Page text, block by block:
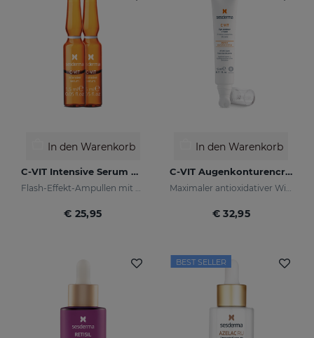
In den Warenkorb
C-VIT Intensive Serum Ampullen
€ 25,95
In den Warenkorb
C-VIT Augenkonturencreme
€ 32,95
BEST SELLER